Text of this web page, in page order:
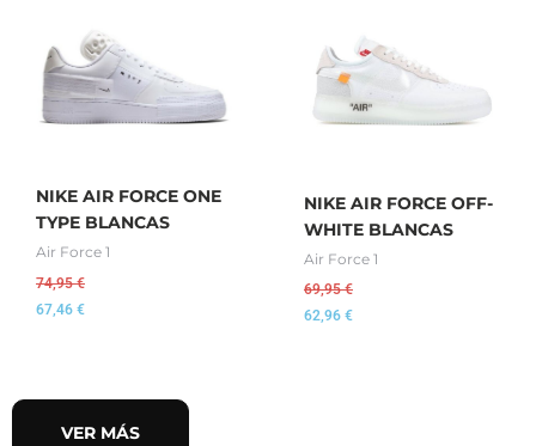
NIKE AIR FORCE ONE
TYPE BLANCAS
Air Force 1
74,95€
67,46 €
NIKE AIR FORCE OFF-
WHITE BLANCAS
Air Force 1
69,95€
62,96 €
VER MÁS